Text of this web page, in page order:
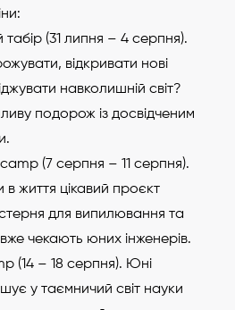
табір (31 липня – 4 серпня).
відкривати нові
навколишній світ?
подорож із досвідченим
(7 серпня – 11 серпня).
життя цікавий проєкт
для випилювання та
чекають юних інженерів.
(14 – 18 серпня). Юні
у таємничий світ науки